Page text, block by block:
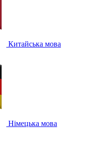
Китайська мова
Німецька мова